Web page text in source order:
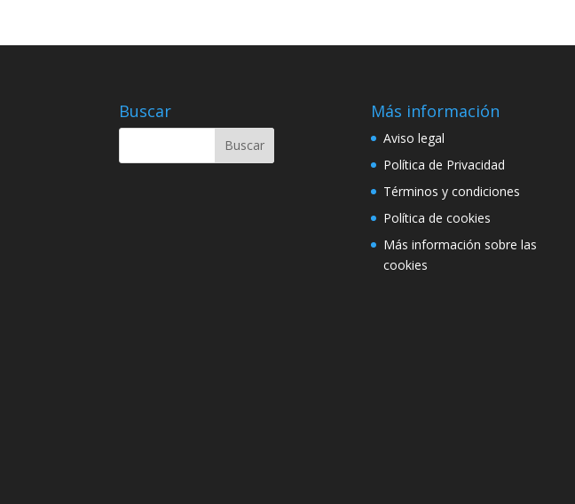
Buscar Más información
Aviso legal
Política de Privacidad
Términos y condiciones
Política de cookies
Más información sobre las
cookies